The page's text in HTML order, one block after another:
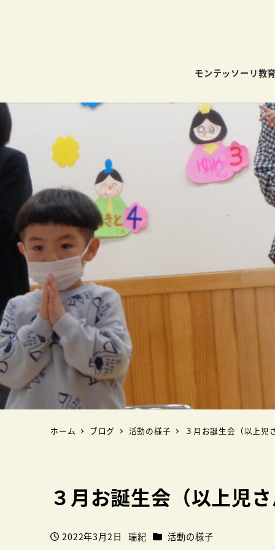
モンテッソーリ教
ホーム ブログ 活動の様子 ３月お誕生会（以上児
３月お誕生会（以上児
投稿日
2022年3月2日
著
瑞紀 カテゴリー
活動の様子